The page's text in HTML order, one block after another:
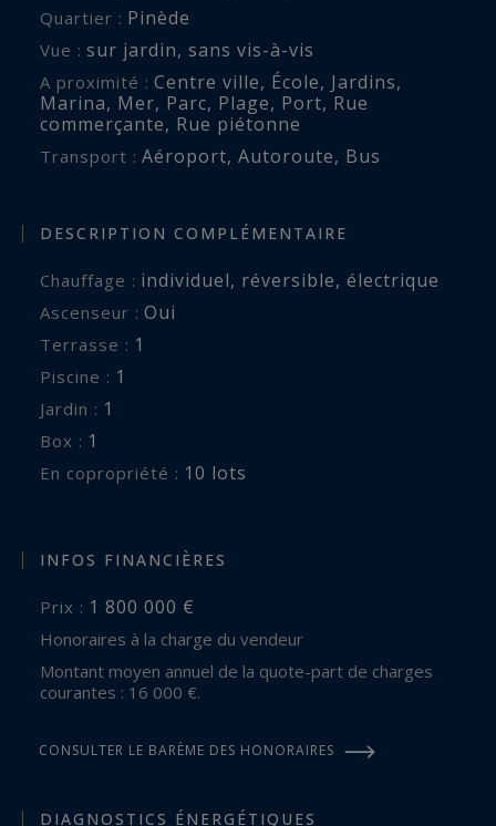
Quartier : Pinède
Vue : sur jardin, sans vis-à-vis
A proximité : Centre ville, École, Jardins,
Marina, Mer, Parc, Plage, Port, Rue
commerçante, Rue piétonne
Transport : Aéroport, Autoroute, Bus
DESCRIPTION COMPLÉMENTAIRE
Chauffage : individuel, réversible, électrique
Ascenseur : Oui
terrasse : 1
piscine : 1
jardin : 1
box : 1
En copropriété : 10 lots
INFOS FINANCIÈRES
Prix : 1 800 000 €
Honoraires à la charge du vendeur
Montant moyen annuel de la quote-part de charges
courantes : 16 000 €.
CONSULTER LE BARÈME DES HONORAIRES
DIAGNOSTICS ÉNERGÉTIQUES